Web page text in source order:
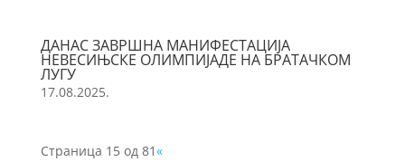
ДАНАС ЗАВРШНА МАНИФЕСТАЦИЈА
НЕВЕСИЊСКЕ ОЛИМПИЈАДЕ НА БРАТАЧКОМ
ЛУГУ
17.08.2025.
Страница 15 од 81«